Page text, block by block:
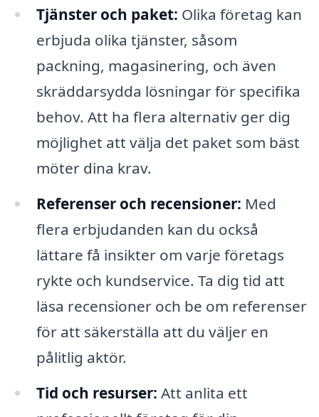
Tjänster och paket: Olika företag kan
erbjuda olika tjänster, såsom
packning, magasinering, och även
skräddarsydda lösningar för specifika
behov. Att ha flera alternativ ger dig
möjlighet att välja det paket som bäst
möter dina krav.
Referenser och recensioner: Med
flera erbjudanden kan du också
lättare få insikter om varje företags
rykte och kundservice. Ta dig tid att
läsa recensioner och be om referenser
för att säkerställa att du väljer en
pålitlig aktör.
Tid och resurser: Att anlita ett